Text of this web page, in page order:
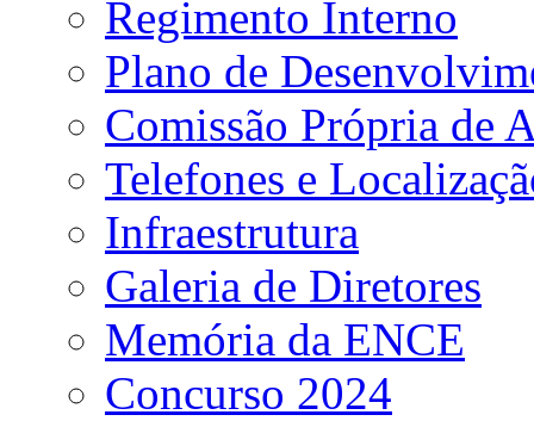
Regimento Interno
Plano de
Comissão Própria de
Telefones e
Infraestrutura
Galeria de Diretores
Memória da ENCE
Concurso 2024